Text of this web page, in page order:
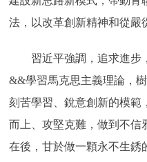
法，以改革創新精神和從嚴
習近平強調，追求進步，
&&學習馬克思主義理論，
刻苦學習、銳意創新的模
而上、攻堅克難，做到不信
在後，甘於做一顆永不生銹